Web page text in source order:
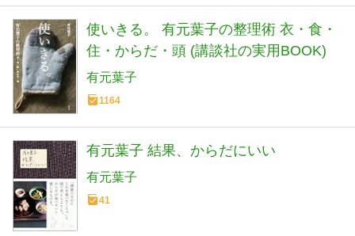
使いきる。 有元葉子の整理術 衣・食・
住・からだ・頭 (講談社の実用BOOK)
有元葉子
1164
有元葉子 結果、からだにいい
有元葉子
41